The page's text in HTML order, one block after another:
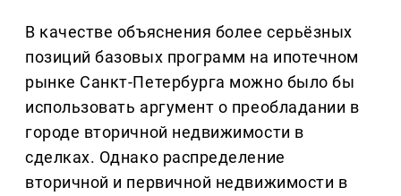
В качестве объяснения более серьёзных
позиций базовых программ на ипотечном
рынке Санкт-Петербурга можно было бы
использовать аргумент о преобладании в
городе вторичной недвижимости в
сделках. Однако распределение
вторичной и первичной недвижимости в